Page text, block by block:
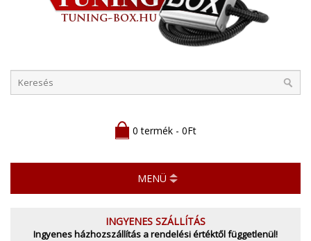
0 termék - 0Ft
MENÜ
INGYENES SZÁLLÍTÁS
Ingyenes házhozszállítás a rendelési értéktől függetlenül!